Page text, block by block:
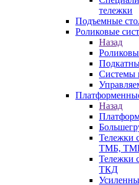
тележки
Подъемные
Роликовые
Назад
Системы
Назад
ТМБ,
Тележки
ТКД